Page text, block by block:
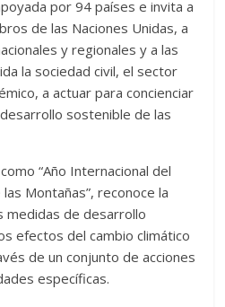
por 94 países e invita a
de las Naciones Unidas, a
y regionales y a las
la sociedad civil, el sector
a actuar para concienciar
sostenible de las
“Año Internacional del
Montañas”, reconoce la
medidas de desarrollo
efectos del cambio climático
de un conjunto de acciones
específicas.